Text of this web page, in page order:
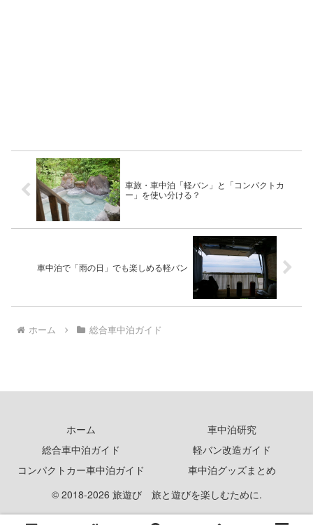
車旅・車中泊「軽バン」と「コンパクトカ
ー」を使い分ける？
車中泊で「雨の日」でも楽しめる軽バン
ホーム 総合車中泊ガイド
ホーム
車中泊研究
総合車中泊ガイド
軽バン改造ガイド
コンパクトカー車中泊ガイド
車中泊グッズまとめ
© 2018-2026 旅遊び 旅と遊びを楽しむために.